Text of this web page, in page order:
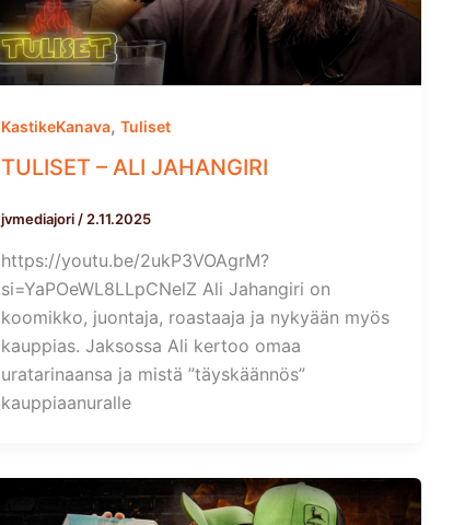
KastikeKanava, Tuliset
TULISET – ALI JAHANGIRI
jvmediajori/2.11.2025
https://youtu.be/2ukP3VOAgrM?
si=YaPOeWL8LLpCNelZ Ali Jahangiri on
koomikko, juontaja, roastaaja ja nykyään myös
kauppias. Jaksossa Ali kertoo omaa
uratarinaansa ja mistä ”täyskäännös”
kauppiaanuralle